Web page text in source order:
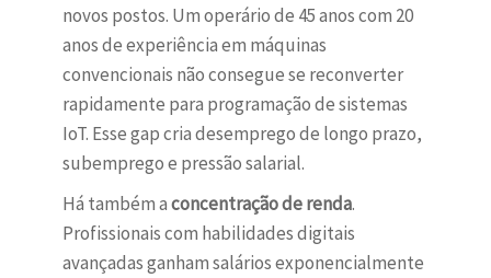
novos postos. Um operário de 45 anos com 20
anos de experiência em máquinas
convencionais não consegue se reconverter
rapidamente para programação de sistemas
IoT. Esse gap cria desemprego de longo prazo,
subemprego e pressão salarial.
Há também aconcentração de renda.
Profissionais com habilidades digitais
avançadas ganham salários exponencialmente